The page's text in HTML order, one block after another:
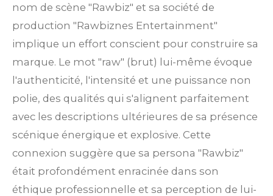
nom de scène "Rawbiz" et sa société de
production "Rawbiznes Entertainment"
implique un effort conscient pour construire sa
marque. Le mot "raw" (brut) lui-même évoque
l'authenticité, l'intensité et une puissance non
polie, des qualités qui s'alignent parfaitement
avec les descriptions ultérieures de sa présence
scénique énergique et explosive. Cette
connexion suggère que sa persona "Rawbiz"
était profondément enracinée dans son
éthique professionnelle et sa perception de lui-